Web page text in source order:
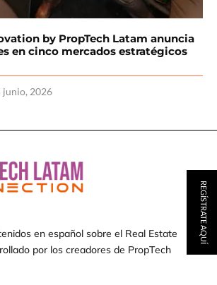
by PropTech Latam anuncia
en cinco mercados estratégicos
junio, 2026
en español sobre el Real Estate
por los creadores de PropTech
REGÍSTRATE AQUÍ